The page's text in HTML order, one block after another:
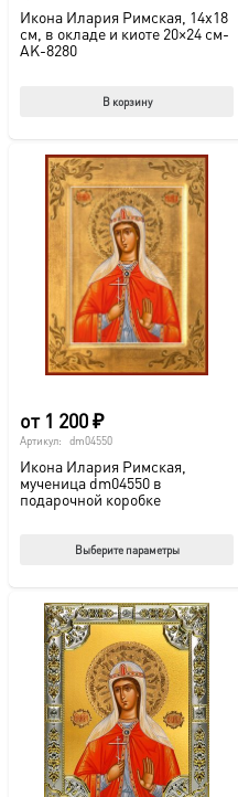
Икона Илария Римская, 14х18
см, в окладе и киоте 20×24 см-
AK-8280
В корзину
от 1 200₽
Артикул: dm04550
Икона Илария Римская,
мученица dm04550 в
подарочной коробке
Выберите параметры